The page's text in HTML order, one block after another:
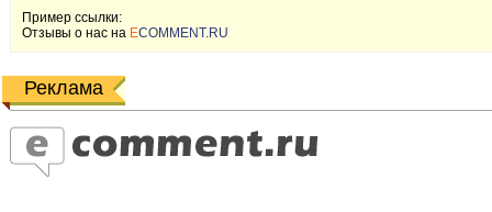
Пример ссылки:
Отзывы o наc на ECOMMENT.RU
Реклама